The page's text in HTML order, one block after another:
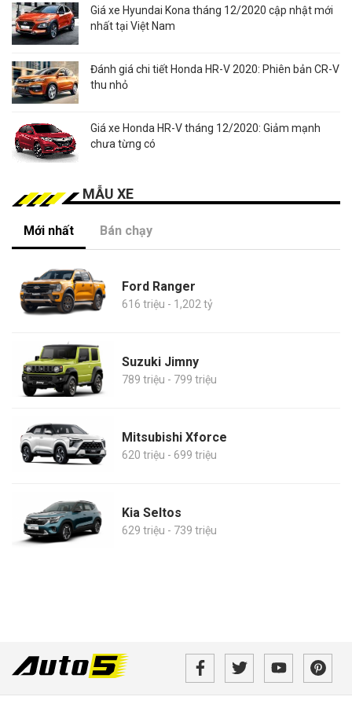
Giá xe Hyundai Kona tháng 12/2020 cập nhật mới
nhất tại Việt Nam
Đánh giá chi tiết Honda HR-V 2020: Phiên bản CR-V
thu nhỏ
Giá xe Honda HR-V tháng 12/2020: Giảm mạnh
chưa từng có
MẪU XE
Mới nhất Bán chạy
Ford Ranger
616 triệu - 1,202 tỷ
Suzuki Jimny
789 triệu - 799 triệu
Mitsubishi Xforce
620 triệu - 699 triệu
Kia Seltos
629 triệu - 739 triệu